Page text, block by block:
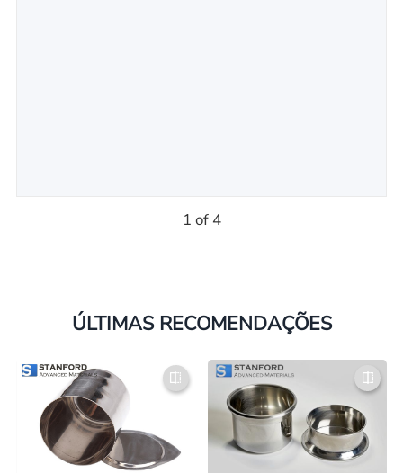
1 of 4
ÚLTIMAS RECOMENDAÇÕES